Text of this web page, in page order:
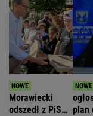
Morawiecki
odszedł z PiS
plan